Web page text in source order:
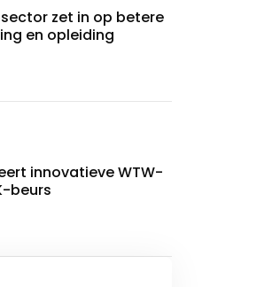
zet in op betere
en opleiding
innovatieve WTW-
beurs